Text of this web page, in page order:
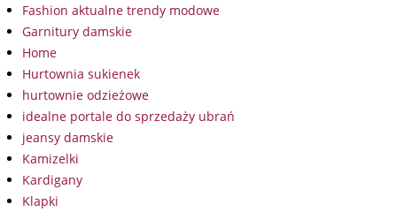
Fashion aktualne trendy modowe
Garnitury damskie
Home
Hurtownia sukienek
hurtownie odzieżowe
idealne portale do sprzedaży ubrań
jeansy damskie
Kamizelki
Kardigany
Klapki